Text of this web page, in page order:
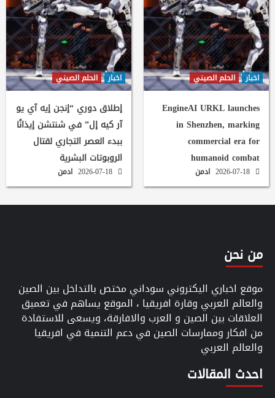
اخبار الحلم الصيني
EngineAI URKL launches
in Shenzhen, marking
commercial era for
humanoid combat
ادمن
اخبار الحلم الصيني
إطلاق دوري “إنجن إيه آي يو
آر كيه إل” في شنتشن إيذانًا
ببدء العصر التجاري لقتال
الروبوتات البشرية
ادمن
من نحن
موقع اخباري اليكتروني سوداني مختص بالتداخل بين الصين
والعالم العربي وقارة افريقيا ، الموقع يساهم في تعميق
العلاقات بين الصين و العرب والافارقة، ويسعى للاستفادة
من افكار وممارسات الصين في دعم التنمية في افريقيا
والعالم العربي
احدث المقالات